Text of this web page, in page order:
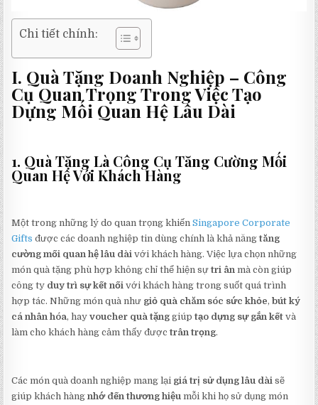
Chi tiết chính:
I. Quà Tặng Doanh Nghiệp – Công
Cụ Quan Trọng Trong Việc Tạo
Dựng Mối Quan Hệ Lâu Dài
1. Quà Tặng Là Công Cụ Tăng Cường Mối
Quan Hệ Với Khách Hàng
Một trong những lý do quan trọng khiếnSingapore Corporate
Gifts được các doanh nghiệp tin dùng chính là khả năngtăng
cường mối quan hệ lâu dài với khách hàng. Việc lựa chọn những
món quà tặng phù hợp không chỉ thể hiện sựtri ân mà còn giúp
công ty duy trì sự kết nối với khách hàng trong suốt quá trình
hợp tác. Những món quà như giỏ quà chăm sóc sức khỏe,bút ký
cá nhân hóa, hayvoucher quà tặng giúptạo dựng sự gắn kết và
làm cho khách hàng cảm thấy đượctrân trọng.
Các món quà doanh nghiệp mang lại giá trị sử dụng lâu dài sẽ
giúp khách hàngnhớ đến thương hiệu mỗi khi họ sử dụng món